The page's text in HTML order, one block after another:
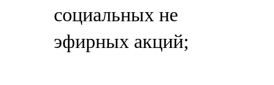
социальных не
эфирных акций;